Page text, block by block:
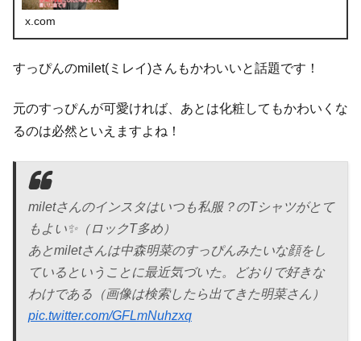
x.com
すっぴんのmilet(ミレイ)さんもかわいいと話題です！
元のすっぴんが可愛ければ、あとは化粧してもかわいくな
るのは必然といえますよね！
miletさんのインスタはいつも私服？のTシャツがとて
もよい✨（ロックT多め）
あとmiletさんは中森明菜のすっぴんみたいな顔をし
ているということに最近気づいた。どおりで好きな
わけである（画像は検索したら出てきた明菜さん）
pic.twitter.com/GFLmNuhzxq